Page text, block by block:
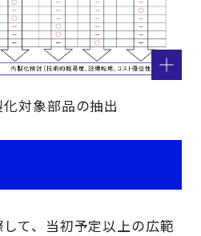
化対象部品の抽出
て、当初予定以上の広範